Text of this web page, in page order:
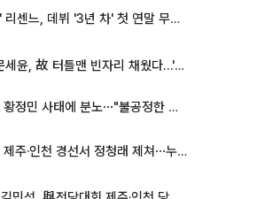
'전참시' 리센느, 데뷔 '3년 차' 첫 연말 무대 오른다⋯"그동안 섭외 안 와"
'불명' 문세윤, 故 터틀맨 빈자리 채웠다…'거북이' 눈물의 최종 우승
한정수, 황정민 사태에 분노⋯"불공정한 게임, 폭로자도 오픈 하라"
김민석, 제주·인천 경선서 정청래 제쳐⋯누적 격차 1%p 안팎